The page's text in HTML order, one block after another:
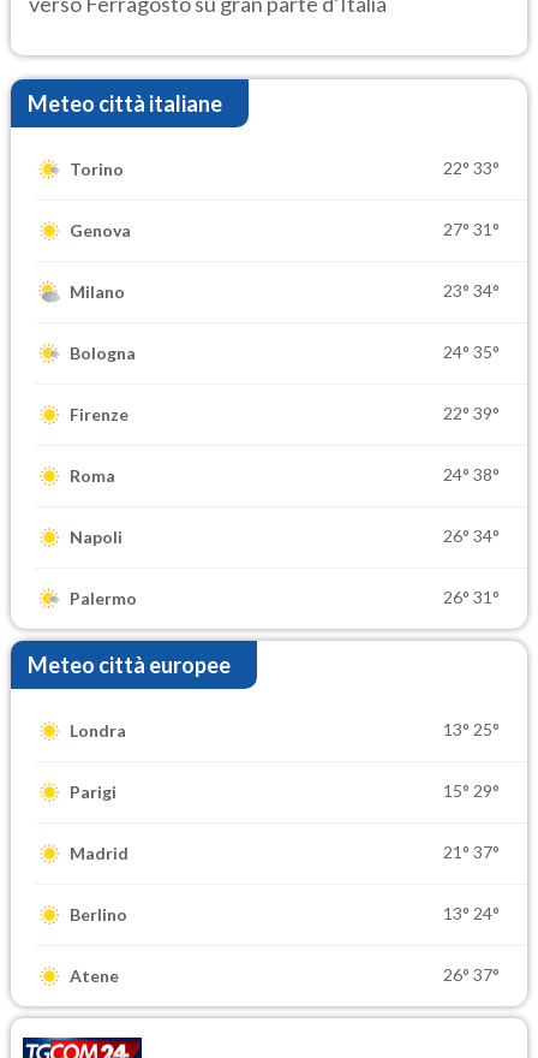
Meteo città italiane
Torino 22° 33°
Genova 27° 31°
Milano 23° 34°
Bologna 24° 35°
Firenze 22° 39°
Roma 24° 38°
Napoli 26° 34°
Palermo 26° 31°
Meteo città europee
Londra 13° 25°
Parigi 15° 29°
Madrid 21° 37°
Berlino 13° 24°
Atene 26° 37°